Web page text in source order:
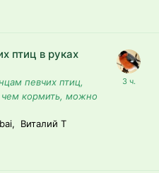
птиц в руках
певчих птиц,
кормить, можно
Виталий T